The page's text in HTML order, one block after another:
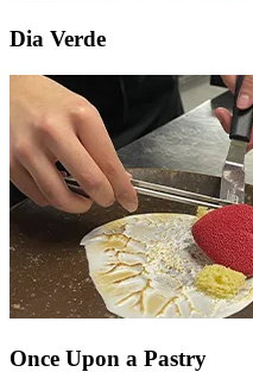
Dia Verde
Once Upon a Pastry